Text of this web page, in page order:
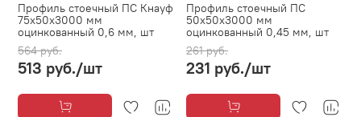
Профиль стоечный ПС Кнауф
75х50х3000 мм
оцинкованный 0,6 мм, шт
564 руб.
513 руб./шт
Профиль стоечный ПС
50х50х3000 мм
оцинкованный 0,45 мм, шт
261 руб.
231 руб./шт